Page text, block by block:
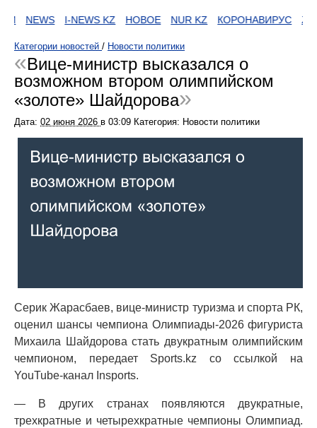
NEWS I-NEWS KZ НОВОЕ NUR KZ КОРОНАВИРУС
Категории новостей / Новости политики
Вице-министр высказался о
возможном втором олимпийском
«золоте» Шайдорова
Дата: 02 июня 2026 в 03:09 Категория: Новости политики
Серик Жарасбаев, вице-министр туризма и спорта РК,
оценил шансы чемпиона Олимпиады-2026 фигуриста
Михаила Шайдорова стать двукратным олимпийским
чемпионом, передает Sports.kz со ссылкой на
YouTube-канал Insports.
— В других странах появляются двукратные,
трехкратные и четырехкратные чемпионы Олимпиад.